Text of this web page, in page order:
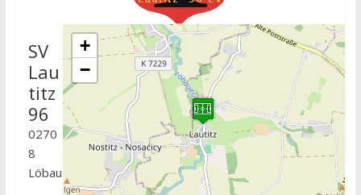
+
−
SV
Lau
titz
96
0270
8
Löbau